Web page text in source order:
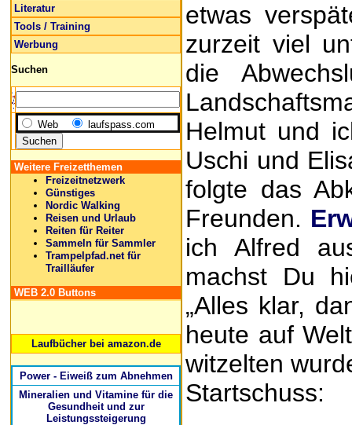
Literatur
Tools / Training
Werbung
Suchen
Web laufspass.com
Weitere Freizetthemen
Freizeitnetzwerk
Günstiges
Nordic Walking
Reisen und Urlaub
Reiten für Reiter
Sammeln für Sammler
Trampelpfad.net für
Trailläufer
WEB 2.0 Buttons
Laufbücher bei amazon.de
Power - Eiweiß zum Abnehmen
Mineralien und Vitamine für die
Gesundheit und zur
Leistungssteigerung
etwas
zurzeit viel
die
Helmut und
Uschi und
folgte das
Freunden.
ich Alfred
machst Du
„Alles klar,
heute auf
witzelten
Startschuss: